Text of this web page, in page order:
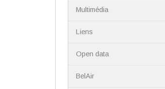
Multimédia
Liens
Open data
BelAir